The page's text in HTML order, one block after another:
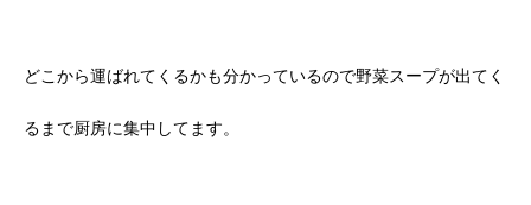
どこから運ばれてくるかも分かっているので野菜スープが出てく
るまで厨房に集中してます。